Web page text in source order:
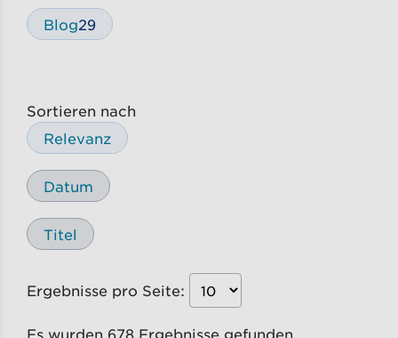
Blog29
Sortieren nach
Relevanz
Datum
Titel
Ergebnisse pro Seite:
Es wurden 678 Ergebnisse gefunden.